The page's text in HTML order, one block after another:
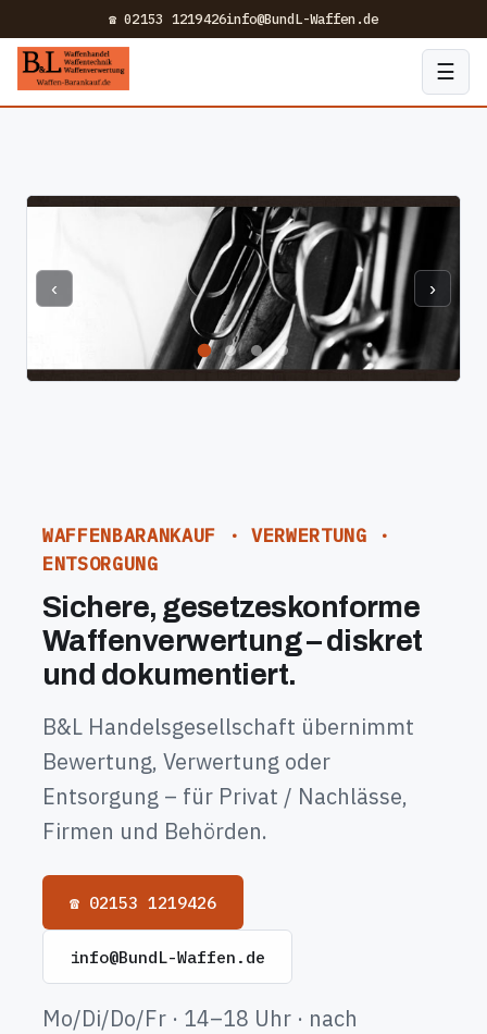
☎ 02153 1219426info@BundL-Waffen.de
☰
‹ ›
WAFFENBARANKAUF · VERWERTUNG ·
ENTSORGUNG
Sichere, gesetzeskonforme
Waffenverwertung – diskret
und dokumentiert.
B&L Handelsgesellschaft übernimmt
Bewertung, Verwertung oder
Entsorgung – für Privat / Nachlässe,
Firmen und Behörden.
☎ 02153 1219426
info@BundL-Waffen.de
Mo/Di/Do/Fr · 14–18 Uhr · nach